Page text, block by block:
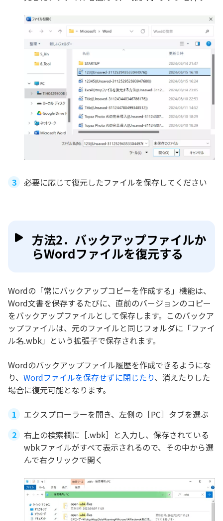
必要に応じて復元したファイルを保存してください
方法2．バックアップファイルか
らWordファイルを復元する
Wordの「常にバックアップコピーを作成する」機能は、
Word文書を保存するたびに、直前のバージョンのコピー
をバックアップファイルとして保存します。このバックア
ップファイルは、元のファイルと同じフォルダに「ファイ
ル名.wbk」という拡張子で保存されます。
Wordのバックアップファイル履歴を作成できるようにな
り、 Wordファイルを保存せずに閉じたり、消えたりした
場合に復元可能となります。
エクスプローラーを開き、左側の［PC］タブを選ぶ
右上の検索欄に［.wbk］と入力し、保存されている
wbkファイルがすべて表示されるので、その中から選
んで右クリックで開く